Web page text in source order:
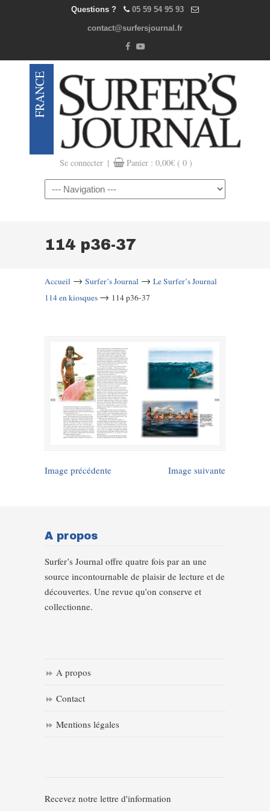
Questions ? 05 59 54 95 93
contact@surfersjournal.fr
Se connecter | Panier : 0,00€ ( 0 )
Navigation
114 p36-37
Accueil → Surfer’s Journal → Le Surfer’s Journal
114 en kiosques → 114 p36-37
Image précédente Image suivante
A propos
Surfer’s Journal offre quatre fois par an une
source incontournable de plaisir de lecture et de
découvertes. Une revue qu’on conserve et
collectionne.
A propos
Contact
Mentions légales
Recevez notre lettre d'information